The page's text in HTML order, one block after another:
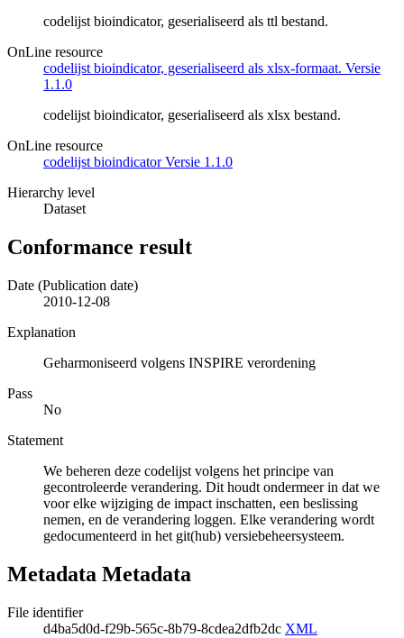
codelijst bioindicator, geserialiseerd als ttl bestand.
OnLine resource
codelijst bioindicator, geserialiseerd als xlsx-formaat. Versie
1.1.0
codelijst bioindicator, geserialiseerd als xlsx bestand.
OnLine resource
codelijst bioindicator Versie 1.1.0
Hierarchy level
Dataset
Conformance result
Date (Publication date)
2010-12-08
Explanation
Geharmoniseerd volgens INSPIRE verordening
Pass
No
Statement
We beheren deze codelijst volgens het principe van
gecontroleerde verandering. Dit houdt ondermeer in dat we
voor elke wijziging de impact inschatten, een beslissing
nemen, en de verandering loggen. Elke verandering wordt
gedocumenteerd in het git(hub) versiebeheersysteem.
Metadata Metadata
File identifier
d4ba5d0d-f29b-565c-8b79-8cdea2dfb2dc XML